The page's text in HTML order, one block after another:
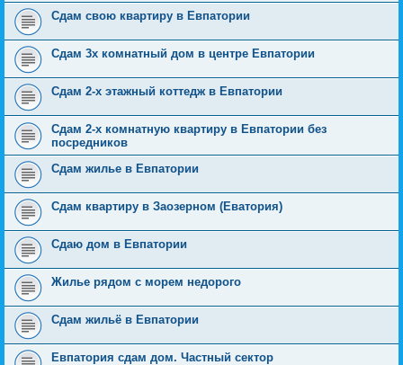
Сдам свою квартиру в Евпатории
Сдам 3х комнатный дом в центре Евпатории
Сдам 2-х этажный коттедж в Евпатории
Сдам 2-х комнатную квартиру в Евпатории без
посредников
Сдам жилье в Евпатории
Сдам квартиру в Заозерном (Еватория)
Сдаю дом в Евпатории
Жилье рядом с морем недорого
Сдам жильё в Евпатории
Евпатория сдам дом. Частный сектор